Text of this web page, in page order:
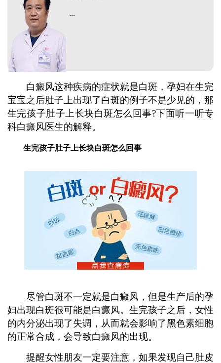
...
白癜风这种疾病的症状就是白斑，孕妇在生完
宝宝之后肚子上出现了白斑的例子不是少见的，那
生完孩子肚子上长块白斑怎么回事?下面听一听专
科白癜风医生的解释。
生完孩子肚子上长块白斑怎么回事
尽管白斑不一定就是白癜风，但是生产后的孕
妇出现白斑很可能是白癜风。生完孩子之后，女性
的内分泌出现了失调，从而就会影响了黑色素细胞
的正常合成，会导致白癜风的出现。
提醒女性朋友一定要注意，如果发现自己肚皮